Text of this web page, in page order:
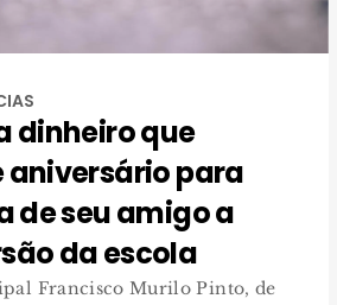
dinheiro que
aniversário para
de seu amigo a
da escola
Francisco Murilo Pinto, de